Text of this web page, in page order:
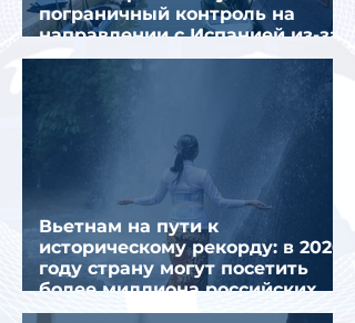
пограничный контроль на
направлении с Испанией из-за
миграционного кризиса
Вьетнам на пути к
историческому рекорду: в 2026
году страну могут посетить
более миллиона российских
туристов